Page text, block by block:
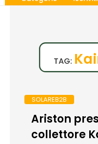
TAG:
SOLAREB2B
Ariston
collettore